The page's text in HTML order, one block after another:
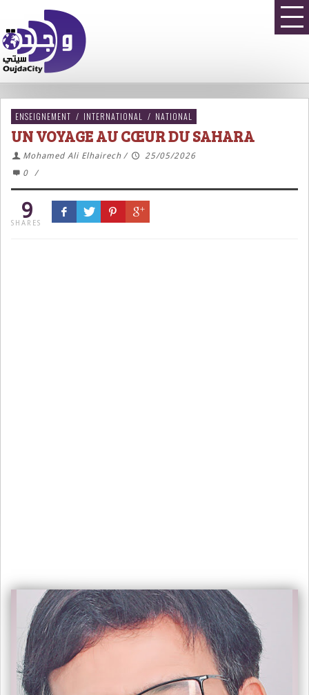
ENSEIGNEMENT / INTERNATIONAL / NATIONAL
UN VOYAGE AU CŒUR DU SAHARA
Mohamed Ali Elhairech /
25/05/2026
0
/
9
SHARES